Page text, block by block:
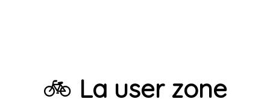
🚲 La user zone